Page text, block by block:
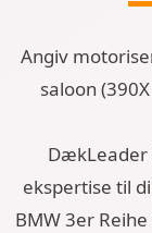
Angiv
saloon
DækLeader
ekspertise til
BMW 3er